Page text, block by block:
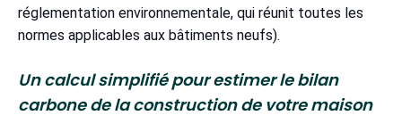
réglementation environnementale, qui réunit toutes les
normes applicables aux bâtiments neufs).
Un calcul simplifié pour estimer le bilan
carbone de la construction de votre maison